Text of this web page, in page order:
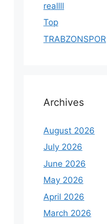
reallll
Top
TRABZONSPOR
Archives
August 2026
July 2026
June 2026
May 2026
April 2026
March 2026